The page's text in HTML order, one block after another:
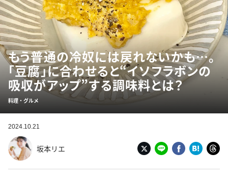
もう普通の冷奴には戻れないかも…。
「豆腐」に合わせると“イソフラボンの
吸収がアップ”する調味料とは？
料理・グルメ
2024.10.21
坂本リエ